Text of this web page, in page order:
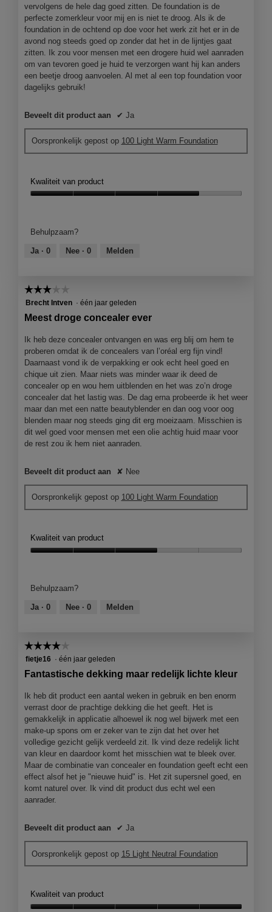
vervolgens de hele dag goed zitten. De foundation is de
perfecte zomerkleur voor mij en is niet te droog. Als ik de
foundation in de ochtend op doe voor het werk zit het er in de
avond nog steeds goed op zonder dat het in de lijntjes gaat
zitten. Ik zou voor mensen met een drogere huid wel aanraden
om van tevoren goed je huid te verzorgen want hij kan anders
een beetje droog aanvoelen. Al met al een top foundation voor
dagelijks gebruik!
Beveelt dit product aan ✔ Ja
Oorspronkelijk gepost op 100 Light Warm Foundation
Kwaliteit van product
4
van
Behulpzaam?
Ja · 0 Nee · 0 Melden
☆☆☆☆☆
☆☆☆☆☆
3
sterren.
Brecht Intven · één jaar geleden
Meest droge concealer ever
Ik heb deze concealer ontvangen en was erg blij om hem te
proberen omdat ik de concealers van l’oréal erg fijn vind!
Daarnaast vond ik de verpakking er ook echt heel goed en
chique uit zien. Maar niets was minder waar ik deed de
concealer op en wou hem uitblenden en het was zo’n droge
concealer dat het lastig was. De dag erna probeerde ik het weer
maar dan met een natte beautyblender en dan oog voor oog
blenden maar nog steeds ging dit erg moeizaam. Misschien is
dit wel goed voor mensen met een olie achtig huid maar voor
de rest zou ik hem niet aanraden.
Beveelt dit product aan ✘ Nee
Oorspronkelijk gepost op 100 Light Warm Foundation
Kwaliteit van product
3
van
Behulpzaam?
Ja · 0 Nee · 0 Melden
☆☆☆☆☆
☆☆☆☆☆
4
van
sterren.
fietje16 · één jaar geleden
Fantastische dekking maar redelijk lichte kleur
Ik heb dit product een aantal weken in gebruik en ben enorm
verrast door de prachtige dekking die het geeft. Het is
gemakkelijk in applicatie alhoewel ik nog wel bijwerk met een
make-up spons om er zeker van te zijn dat het over het
volledige gezicht gelijk verdeeld zit. Ik vind deze redelijk licht
van kleur en daardoor komt het misschien wat te bleek over.
Maar de combinatie van concealer en foundation geeft echt een
effect alsof het je "nieuwe huid" is. Het zit supersnel goed, en
komt naturel over. Ik vind dit product dus echt wel een
aanrader.
Beveelt dit product aan ✔ Ja
Oorspronkelijk gepost op 15 Light Neutral Foundation
Kwaliteit van product